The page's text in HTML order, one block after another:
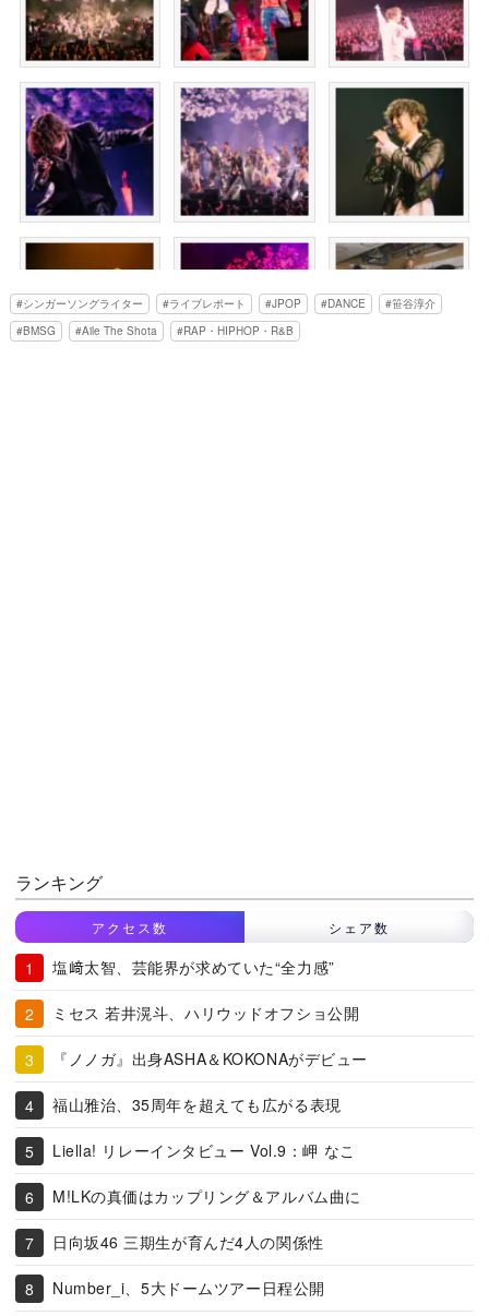
シンガーソングライター ライブレポート JPOP DANCE
笹谷淳介
BMSG
Aile The Shota RAP・HIPHOP・R&B
ランキング
アクセス数 シェア数
塩﨑太智、芸能界が求めていた“全力感”
ミセス 若井滉斗、ハリウッドオフショ公開
『ノノガ』出身ASHA＆KOKONAがデビュー
福山雅治、35周年を超えても広がる表現
Liella! リレーインタビュー Vol.9：岬 なこ
M!LKの真価はカップリング＆アルバム曲に
日向坂46 三期生が育んだ4人の関係性
Number_i、5大ドームツアー日程公開